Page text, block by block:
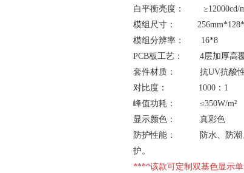
白平衡亮度： ≥12000cd/
模组尺寸：
模组分辨率： 16*8
PCB板工艺： 4层加厚高
套件材质： 抗UV抗酸性
对比度： 1000：1
峰值功耗： ≤350W/m²
显示颜色： 真彩色
防护性能： 防水、防潮、
护。
****该款可定制双基色显示